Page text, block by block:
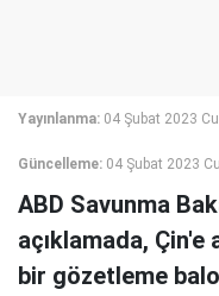
Yayınlanma: 04 Şubat 2023
Güncelleme: 04 Şubat 2023
ABD Savunma
açıklamada,
bir gözetleme